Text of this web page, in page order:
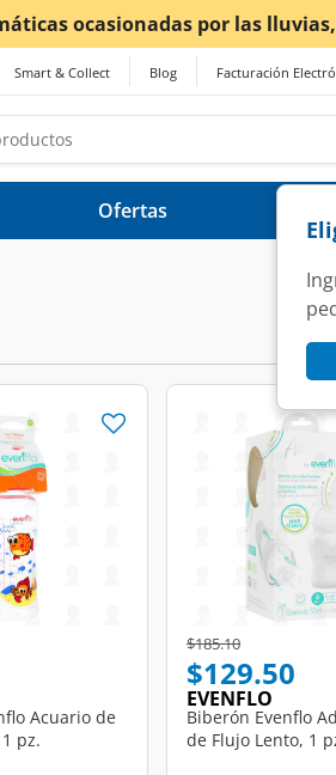
también en Aguascalientes!Da
Smart & Collect Blog Facturación
Ofertas
Acuario de
pz.
Price reduced from
$185.10to
$129.50
EVENFLO
Biberón Evenflo
de Flujo Lento, 1